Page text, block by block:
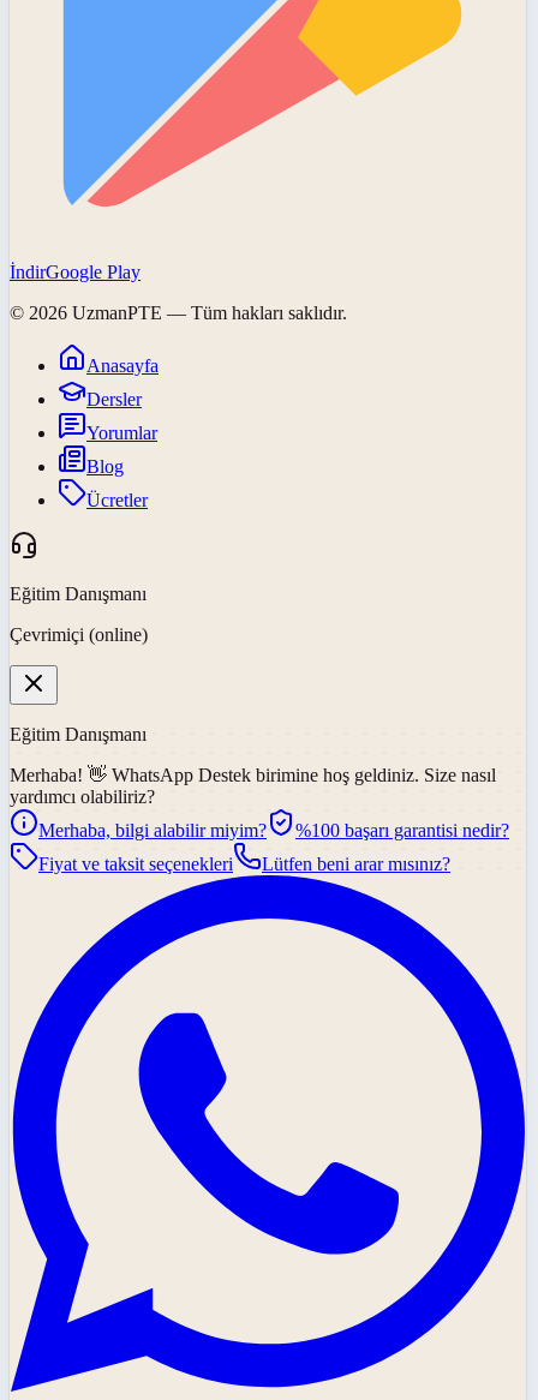
İndirGoogle Play
© 2026 UzmanPTE — Tüm hakları saklıdır.
Anasayfa
Dersler
Yorumlar
Blog
Ücretler
Eğitim Danışmanı
Çevrimiçi (online)
Eğitim Danışmanı
Merhaba! 👋 WhatsApp Destek birimine hoş geldiniz. Size nasıl
yardımcı olabiliriz?
Merhaba, bilgi alabilir miyim?
%100 başarı garantisi nedir?
Fiyat ve taksit seçenekleri
Lütfen beni arar mısınız?